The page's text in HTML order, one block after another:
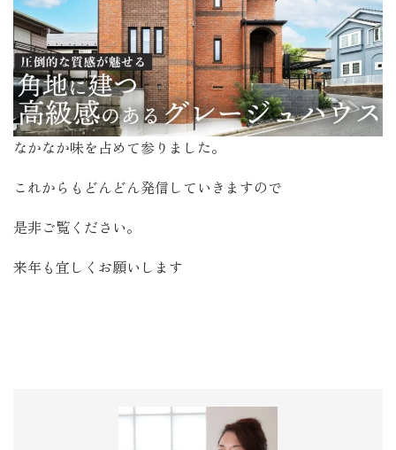
なかなか味を占めて参りました。
これからもどんどん発信していきますので
是非ご覧ください。
来年も宜しくお願いします